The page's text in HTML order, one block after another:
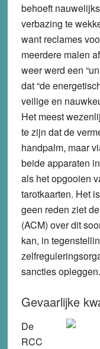
behoeft nauwelijks
verbazing te
want reclames
meerdere malen
weer werd een
dat “de
veilige en
Het meest
te zijn dat de
handpalm, maar
beide apparaten
als het opgooien
tarotkaarten. Het
geen reden ziet
(ACM) over dit
kan, in
sancties opleggen.
Gevaarlijke
De
RCC